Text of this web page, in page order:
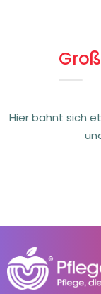
Hier bahnt sich